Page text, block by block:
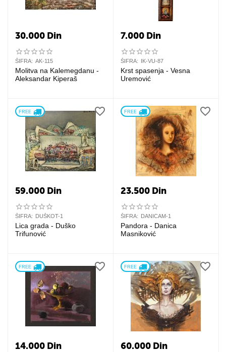
30.000 Din
ŠIFRA: AK-115
Molitva na Kalemegdanu -
Aleksandar Kiperaš
7.000 Din
ŠIFRA: IK-VU-87
Krst spasenja - Vesna
Uremović
FREE
59.000 Din
ŠIFRA: DUŠKOT-1
Lica grada - Duško
Trifunović
FREE
23.500 Din
ŠIFRA: DANICAM-1
Pandora - Danica
Masniković
FREE
14.000 Din
FREE
60.000 Din